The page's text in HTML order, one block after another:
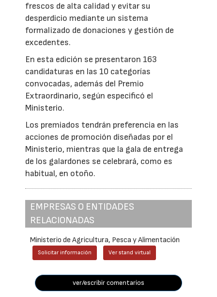
frescos de alta calidad y evitar su
desperdicio mediante un sistema
formalizado de donaciones y gestión de
excedentes.
En esta edición se presentaron 163
candidaturas en las 10 categorías
convocadas, además del Premio
Extraordinario, según especificó el
Ministerio.
Los premiados tendrán preferencia en las
acciones de promoción diseñadas por el
Ministerio, mientras que la gala de entrega
de los galardones se celebrará, como es
habitual, en otoño.
EMPRESAS O ENTIDADES
RELACIONADAS
Ministerio de Agricultura, Pesca y Alimentación
Solicitar información Ver stand virtual
ver/escribir comentarios